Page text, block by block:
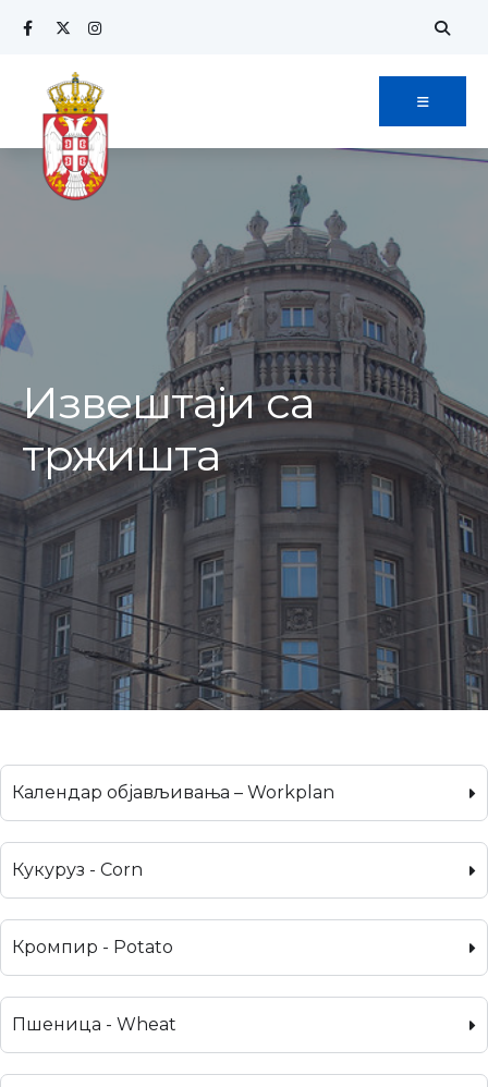
Извештаји са
тржишта
Календар објављивања – Workplan
Кукуруз - Corn
Кромпир - Potato
Пшеница - Wheat